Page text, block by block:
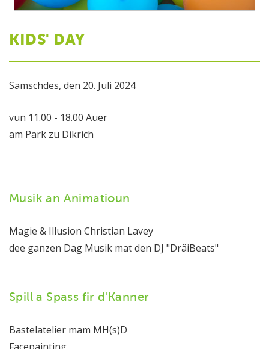
KIDS' DAY
Samschdes, den 20. Juli 2024
vun 11.00 - 18.00 Auer
am Park zu Dikrich
Musik an Animatioun
Magie & Illusion Christian Lavey
dee ganzen Dag Musik mat den DJ "DräiBeats"
Spill a Spass fir d'Kanner
Bastelatelier mam MH(s)D